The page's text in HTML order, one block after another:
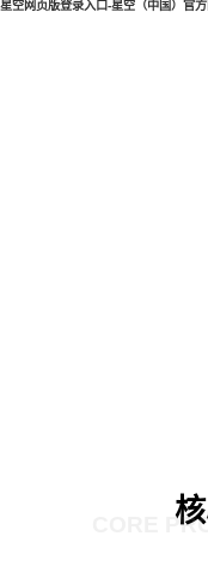
星空网页版登录入口-星空（中国）官
CORE